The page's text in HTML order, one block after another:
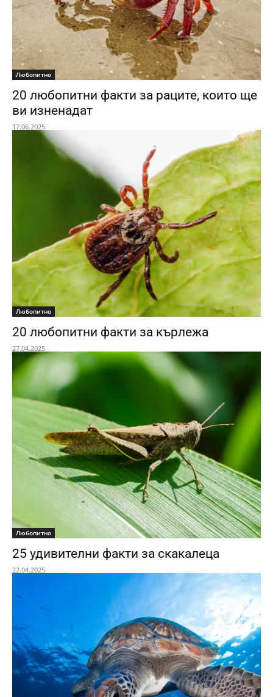
Любопитно
20 любопитни факти за раците, които ще
ви изненадат
17.06.2025
Любопитно
20 любопитни факти за кърлежа
27.04.2025
Любопитно
25 удивителни факти за скакалеца
22.04.2025